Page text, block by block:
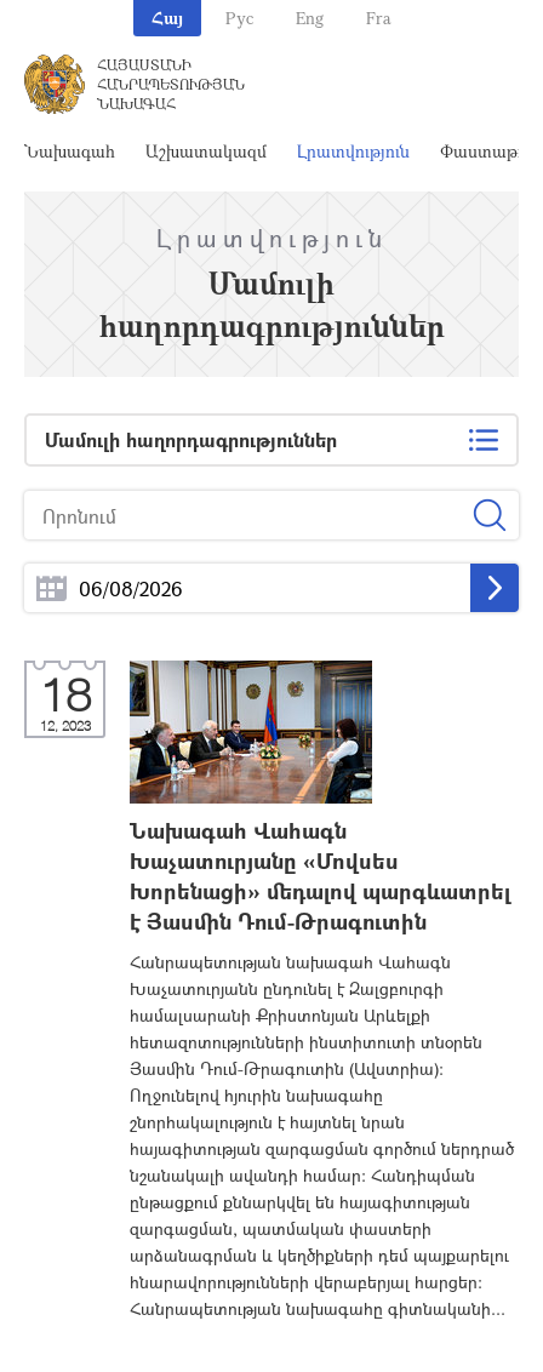
Հայ Рус Eng Fra
ՀԱՅԱՍՏԱՆԻ
ՀԱՆՐԱՊԵՏՈՒԹՅԱՆ
ՆԱԽԱԳԱՀ
Նախագահ Աշխատակազմ Լրատվություն
Լրատվություն
Մամուլի
հաղորդագրություններ
Մամուլի հաղորդագրություններ
18
12, 2023
Նախագահ Վահագն
Խաչատուրյանը «Մովսես
Խորենացի» մեդալով պարգևատրել
է Յասմին Դում-Թրագուտին
Հանրապետության նախագահ Վահագն
Խաչատուրյանն ընդունել է Զալցբուրգի
համալսարանի Քրիստոնյան Արևելքի
հետազոտությունների ինստիտուտի տնօրեն
Յասմին Դում-Թրագուտին (Ավստրիա):
Ողջունելով հյուրին նախագահը
շնորհակալություն է հայտնել նրան
հայագիտության զարգացման գործում ներդրած
նշանակալի ավանդի համար: Հանդիպման
ընթացքում քննարկվել են հայագիտության
զարգացման, պատմական փաստերի
արձանագրման և կեղծիքների դեմ պայքարելու
հնարավորությունների վերաբերյալ հարցեր:
Հանրապետության նախագահը գիտնականի...